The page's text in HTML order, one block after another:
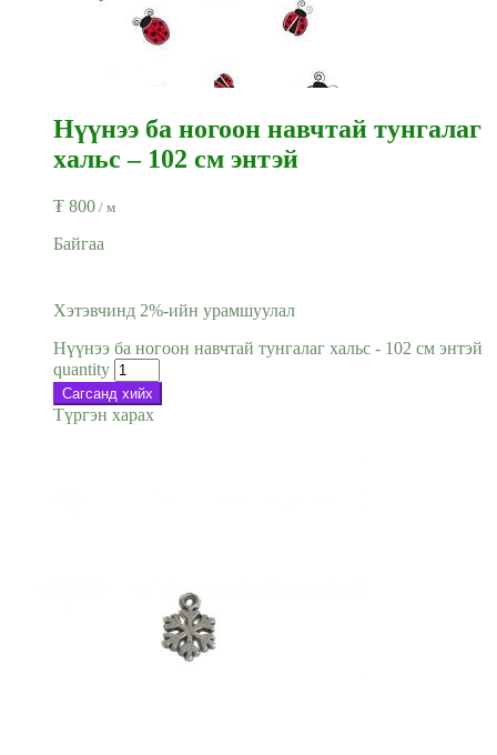
Нүүнээ ба ногоон навчтай тунгалаг
хальс – 102 см энтэй
₮ 800 / м
Байгаа
Хэтэвчинд 2%-ийн урамшуулал
Нүүнээ ба ногоон навчтай тунгалаг хальс - 102 см энтэй
quantity
Сагсанд хийх
Түргэн харах